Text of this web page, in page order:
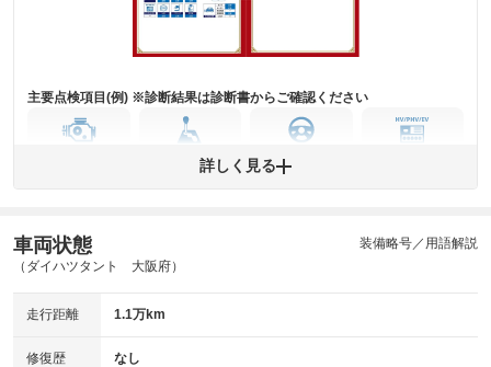
および表示項目が異なる場合がございます。
す。車両情報等の詳細は各販売店へお問い合わせ下さい。
主要点検項目(例) ※診断結果は診断書からご確認ください
ミッション
ステアリング
ABS その他
※グー故障診断は保証サービスではございません。購入時は必ず現車をご
※実際にお渡しする故障診断書につきましては、形式および表示項目が異
詳しく見る
車両状態
（ダイハツタント 大阪府）
装備略号／用語解説
走行距離 1.1万km
修復歴 なし